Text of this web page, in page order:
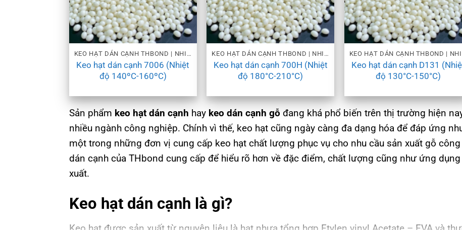
KEO HẠT DÁN CẠNH THBOND | NHIỀU MỨC NHIỆT
Keo hạt dán cạnh 7006 (Nhiệt
độ 140ºC-160ºC)
KEO HẠT DÁN CẠNH THBOND | NHIỀU MỨC NHIỆT
Keo hạt dán cạnh 700H (Nhiệt
độ 180°C-210°C)
Keo hạt dán cạnh D131
độ 130°C-150°C)
Sản phẩm keo hạt dán cạnh hay keo dán cạnh gỗ đang khá phổ biến trên thị trường hiện
nhiều ngành công nghiệp. Chính vì thế, keo hạt cũng ngày càng đa dạng hóa để đáp ứng
một trong những đơn vị cung cấp keo hạt chất lượng phục vụ cho nhu cầu sản xuất gỗ
dán cạnh của THbond cung cấp để hiểu rõ hơn về đặc điểm, chất lượng cũng như ứng
xuất.
Keo hạt dán cạnh là gì?